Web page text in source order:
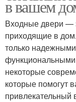
в вашем
Входные двери —
приходящие в
только
некоторые
которые помогут